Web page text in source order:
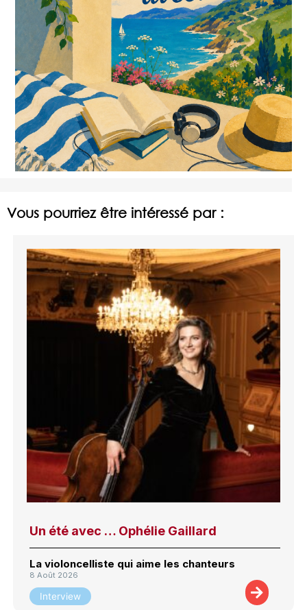
Vous pourriez être intéressé par :
Un été avec … Ophélie Gaillard
La violoncelliste qui aime les chanteurs
8 Août 2026
Interview